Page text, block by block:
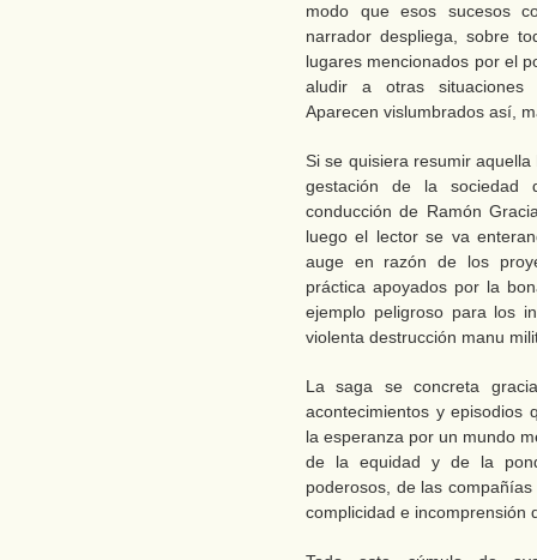
modo que esos sucesos
narrador despliega, sobre
lugares mencionados por el
aludir a otras situaciones
Aparecen vislumbrados así,
Si se quisiera resumir
gestación de la sociedad
conducción de Ramón
luego el lector se va
auge en razón de los
práctica apoyados por la
ejemplo peligroso para los
violenta destrucción manu
La saga se concreta
acontecimientos y episodios
la esperanza por un mundo
de la equidad y de la
poderosos, de las
complicidad e incomprensión